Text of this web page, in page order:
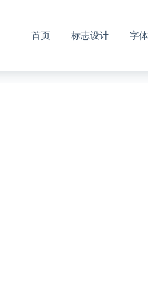
首页 标志设计 字